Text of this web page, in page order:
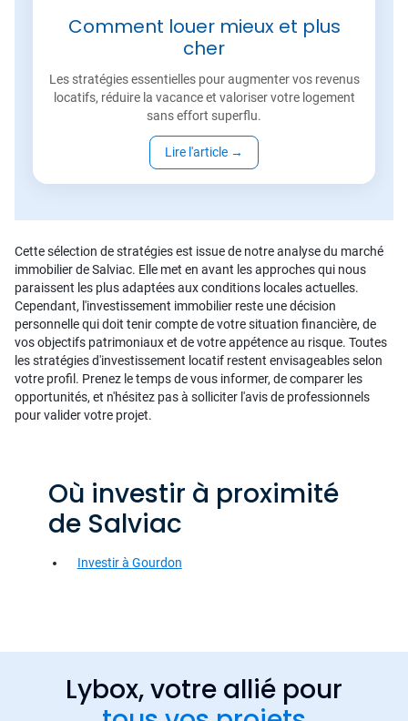
Comment louer mieux et plus
cher
Les stratégies essentielles pour augmenter vos revenus
locatifs, réduire la vacance et valoriser votre logement
sans effort superflu.
Lire l'article →
Cette sélection de stratégies est issue de notre analyse du marché
immobilier de Salviac. Elle met en avant les approches qui nous
paraissent les plus adaptées aux conditions locales actuelles.
Cependant, l'investissement immobilier reste une décision
personnelle qui doit tenir compte de votre situation financière, de
vos objectifs patrimoniaux et de votre appétence au risque. Toutes
les stratégies d'investissement locatif restent envisageables selon
votre profil. Prenez le temps de vous informer, de comparer les
opportunités, et n'hésitez pas à solliciter l'avis de professionnels
pour valider votre projet.
Où investir à proximité
de Salviac
Investir à Gourdon
Lybox, votre allié pour